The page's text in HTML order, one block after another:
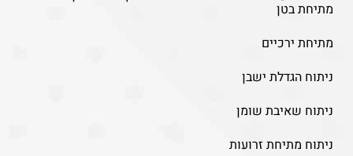
מתיחת בטן
מתיחת ירכיים
ניתוח הגדלת ישבן
ניתוח שאיבת שומן
ניתוח מתיחת זרועות